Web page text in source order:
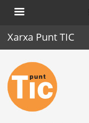
Xarxa Punt TIC
Inici
Punt TIC
Actualitat